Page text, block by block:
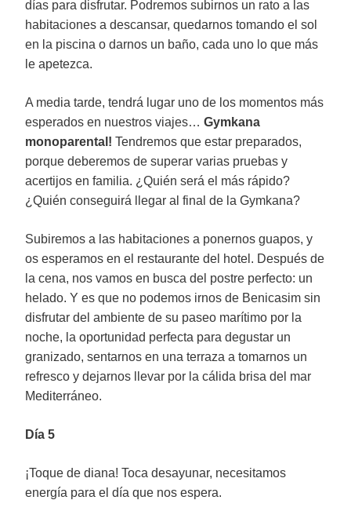
días para disfrutar. Podremos subirnos un rato a las
habitaciones a descansar, quedarnos tomando el sol
en la piscina o darnos un baño, cada uno lo que más
le apetezca.
A media tarde, tendrá lugar uno de los momentos más
esperados en nuestros viajes… Gymkana
monoparental! Tendremos que estar preparados,
porque deberemos de superar varias pruebas y
acertijos en familia. ¿Quién será el más rápido?
¿Quién conseguirá llegar al final de la Gymkana?
Subiremos a las habitaciones a ponernos guapos, y
os esperamos en el restaurante del hotel. Después de
la cena, nos vamos en busca del postre perfecto: un
helado. Y es que no podemos irnos de Benicasim sin
disfrutar del ambiente de su paseo marítimo por la
noche, la oportunidad perfecta para degustar un
granizado, sentarnos en una terraza a tomarnos un
refresco y dejarnos llevar por la cálida brisa del mar
Mediterráneo.
Día 5
¡Toque de diana! Toca desayunar, necesitamos
energía para el día que nos espera.